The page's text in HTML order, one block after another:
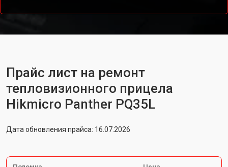
Прайс лист на ремонт
тепловизионного прицела
Hikmicro Panther PQ35L
Дата обновления прайса: 16.07.2026